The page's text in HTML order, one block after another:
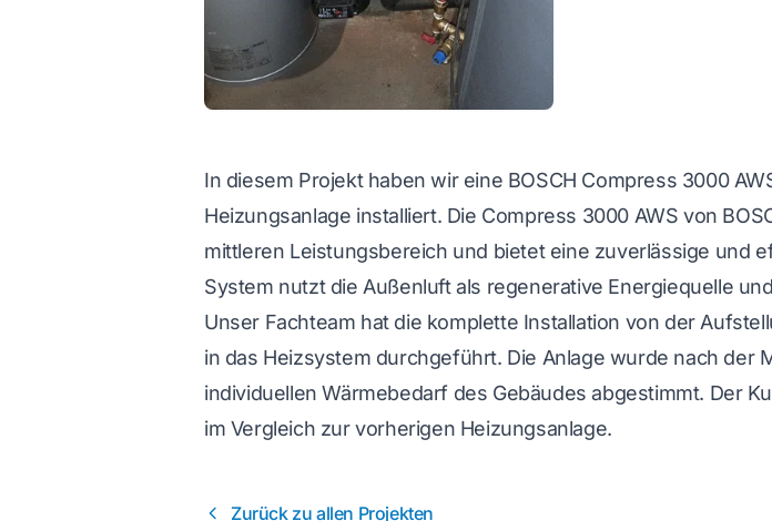
In diesem Projekt haben wir eine BOSCH Compress 3000
Heizungsanlage installiert. Die Compress 3000 AWS von
mittleren Leistungsbereich und bietet eine zuverlässige und
System nutzt die Außenluft als regenerative Energiequelle
Unser Fachteam hat die komplette Installation von der
in das Heizsystem durchgeführt. Die Anlage wurde nach der
individuellen Wärmebedarf des Gebäudes abgestimmt. Der
im Vergleich zur vorherigen Heizungsanlage.
Zurück zu allen Projekten